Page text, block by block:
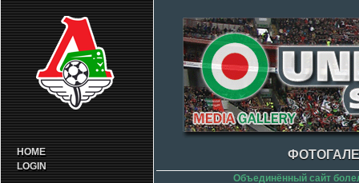
HOME
LOGIN
Объединённый сайт